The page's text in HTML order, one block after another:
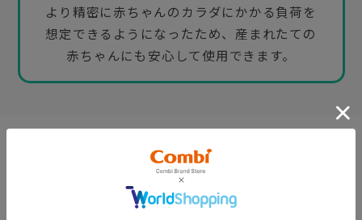
より精密に赤ちゃんのカラダにかかる負荷を
想定できるようになったため、産まれたての
赤ちゃんにも安心して使用できます。